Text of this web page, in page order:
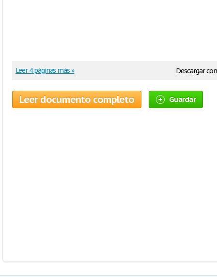
Descargar
Leer 4 páginas más »
Leer documento completo Guardar